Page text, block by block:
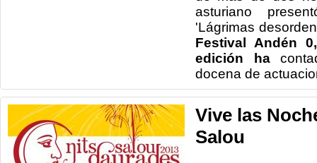
asturiano
'Lágrimas
Festival Andén
edición ha
docena de
Vive las
Salou